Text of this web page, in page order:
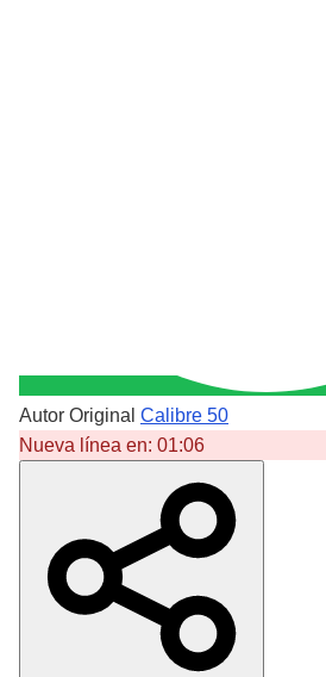
Autor Original Calibre 50
Nueva línea en: 01:06